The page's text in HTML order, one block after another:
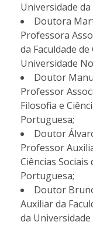
Universidade
Doutora
Professora
da Faculdade
Universidade
Doutor
Professor
Filosofia e
Portuguesa;
Doutor
Professor
Ciências
Portuguesa;
Doutor
Auxiliar da
da